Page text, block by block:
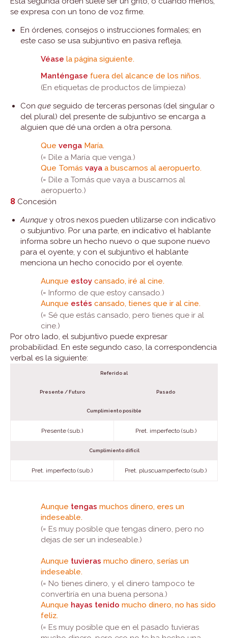
se expresa con un tono de voz firme.
En órdenes, consejos o instrucciones formales; en
este caso se usa subjuntivo en pasiva refleja.
Véase la página siguiente.
Manténgase fuera del alcance de los niños.
(En etiquetas de productos de limpieza)
Con que seguido de terceras personas (del singular o
del plural) del presente de subjuntivo se encarga a
alguien que dé una orden a otra persona.
Que venga María.
(= Dile a María que venga.)
Que Tomás vaya a buscarnos al aeropuerto.
(= Dile a Tomás que vaya a buscarnos al
aeropuerto.)
8 Concesión
Aunque y otros nexos pueden utilizarse con indicativo
o subjuntivo. Por una parte, en indicativo el hablante
informa sobre un hecho nuevo o que supone nuevo
para el oyente, y con el subjuntivo el hablante
menciona un hecho conocido por el oyente.
Aunque estoy cansado, iré al cine.
(= Informo de que estoy cansado.)
Aunque estés cansado, tienes que ir al cine.
(= Sé que estás cansado, pero tienes que ir al
cine.)
Por otro lado, el subjuntivo puede expresar
probabilidad. En este segundo caso, la correspondencia
verbal es la siguiente:
Referido al
Presente / Futuro Pasado
Cumplimiento posible
Presente (sub.) Pret. imperfecto (sub.)
Cumplimiento difícil
Pret. imperfecto (sub.) Pret. pluscuamperfecto (sub.)
Aunque tengas muchos dinero, eres un
indeseable.
(= Es muy posible que tengas dinero, pero no
dejas de ser un indeseable.)
Aunque tuvieras mucho dinero, serías un
indeseable.
(= No tienes dinero, y el dinero tampoco te
convertiría en una buena persona.)
Aunque hayas tenido mucho dinero, no has sido
feliz.
(= Es muy posible que en el pasado tuvieras